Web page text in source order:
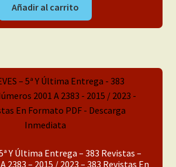
Añadir al carrito
Y Última Entrega – 383 Revistas –
2383 – 2015 / 2023 – 383 Revistas En